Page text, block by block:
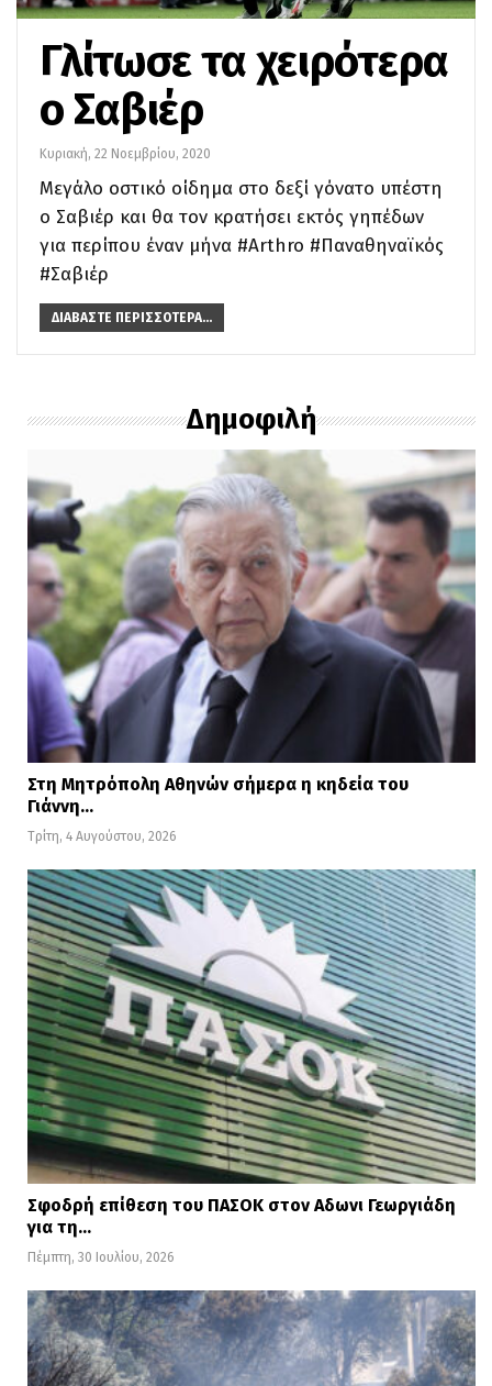
Γλίτωσε τα χειρότερα
ο Σαβιέρ
Κυριακή, 22 Νοεμβρίου, 2020
Μεγάλο οστικό οίδημα στο δεξί γόνατο υπέστη
ο Σαβιέρ και θα τον κρατήσει εκτός γηπέδων
για περίπου έναν μήνα #Arthro #Παναθηναϊκός
#Σαβιέρ
ΔΙΑΒΆΣΤΕ ΠΕΡΙΣΣΌΤΕΡΑ...
Δημοφιλή
Στη Μητρόπολη Αθηνών σήμερα η κηδεία του
Γιάννη…
Τρίτη, 4 Αυγούστου, 2026
Σφοδρή επίθεση του ΠΑΣΟΚ στον Αδωνι Γεωργιάδη
για τη…
Πέμπτη, 30 Ιουλίου, 2026